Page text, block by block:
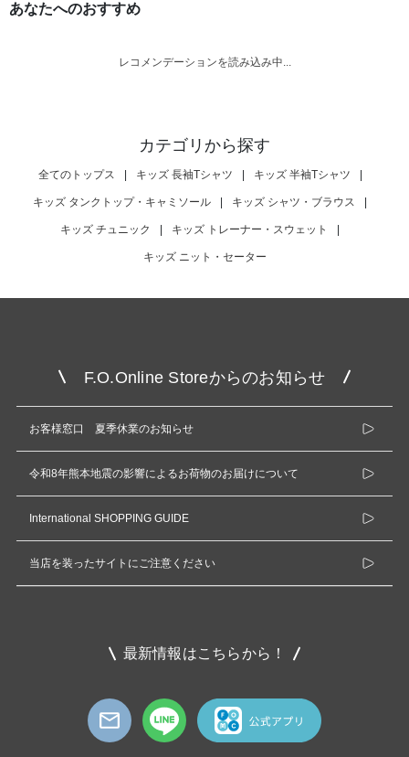
あなたへのおすすめ
レコメンデーションを読み込み中...
カテゴリから探す
全てのトップス キッズ 長袖Tシャツ キッズ 半袖Tシャツ
キッズ タンクトップ・キャミソール キッズ シャツ・ブラウス
キッズ チュニック キッズ トレーナー・スウェット
キッズ ニット・セーター
F.O.Online Storeからのお知らせ
お客様窓口 夏季休業のお知らせ
令和8年熊本地震の影響によるお荷物のお届けについて
International SHOPPING GUIDE
当店を装ったサイトにご注意ください
最新情報はこちらから！